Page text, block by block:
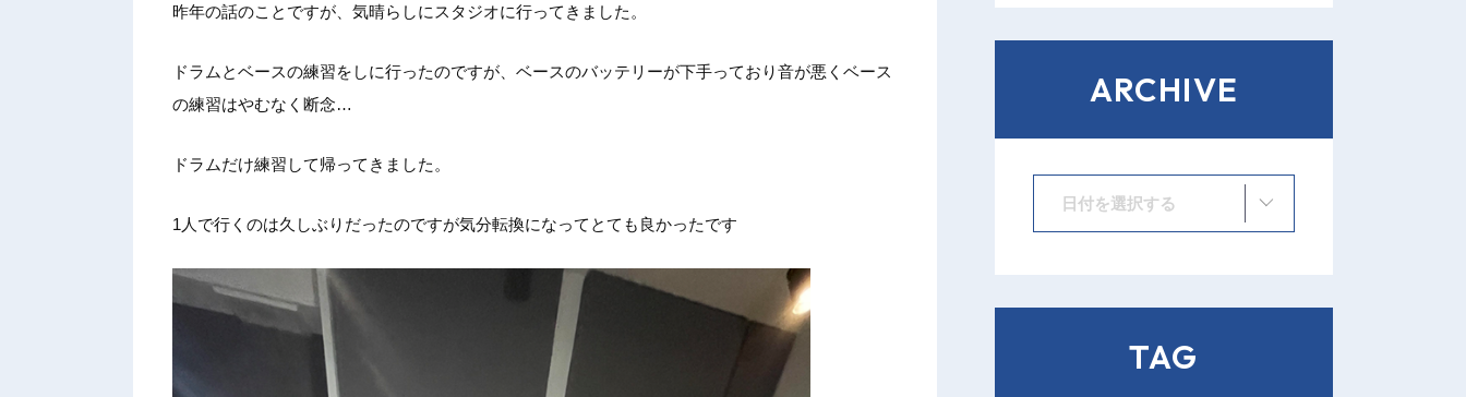
昨年の話のことですが、気晴らしにスタジオに行ってきました。
ドラムとベースの練習をしに行ったのですが、ベースのバッテリーが下手っており音が悪くベース
の練習はやむなく断念…
ドラムだけ練習して帰ってきました。
1人で行くのは久しぶりだったのですが気分転換になってとても良かったです
ARCHIVE
日付を選択する
TAG